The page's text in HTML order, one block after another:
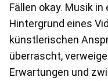
Fällen okay. Musik
Hintergrund eines
künstlerischen
überrascht,
Erwartungen und